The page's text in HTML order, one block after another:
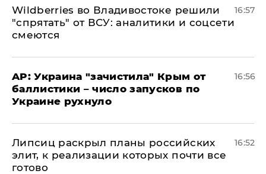
Wildberries во Владивостоке решили
"спрятать" от ВСУ: аналитики и соцсети
смеются
16:57
AP: Украина "зачистила" Крым от
баллистики – число запусков по
Украине рухнуло
16:56
Липсиц раскрыл планы российских
элит, к реализации которых почти все
готово
16:52